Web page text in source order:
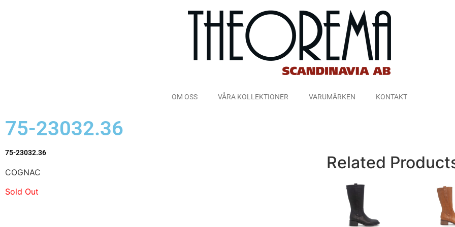
OM OSS VÅRA KOLLEKTIONER VARUMÄRKEN KONTAKT
75-23032.36
75-23032.36
COGNAC
Sold Out
Related